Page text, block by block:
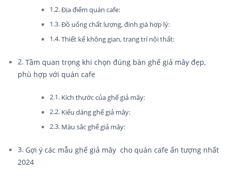
Địa điểm quán cafe:
Đồ uống chất lượng, định giá hợp lý:
Thiết kế không gian, trang trí nội thất:
Tầm quan trọng khi chọn đúng bàn ghế giả mây đẹp,
phù hợp với quán cafe
Kích thước của ghế giả mây:
Kiểu dáng ghế giả mây:
Màu sắc ghế giả mây:
Gợi ý các mẫu ghế giả mây cho quán cafe ấn tượng nhất
2024